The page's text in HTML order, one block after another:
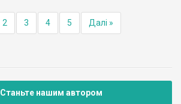
2 3 4 5 Далі »
Станьте нашим автором